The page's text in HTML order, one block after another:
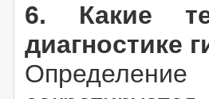
6. Какие
диагностике